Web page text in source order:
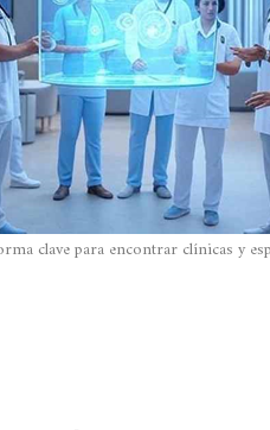
clave para encontrar clínicas y